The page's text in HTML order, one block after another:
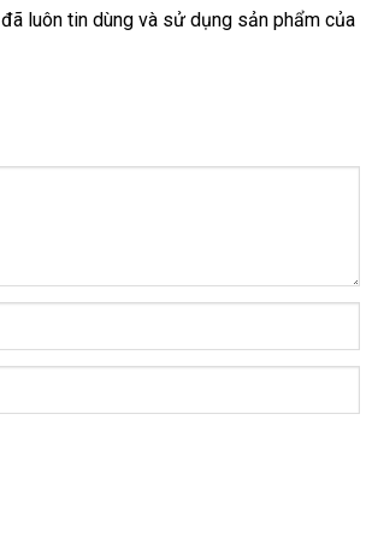
đẹp
đã luôn tin dùng thanh
và sử dụng sản phẩm thống
của